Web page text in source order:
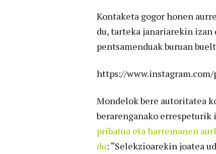
Kontaketa gogor honen
du, tarteka janariarekin
pentsamenduak buruan
https://www.instagram.com/
Mondelok bere autoritatea
berarenganako errespeturik
pribatua eta harremanen
du: “Selekzioarekin joatea